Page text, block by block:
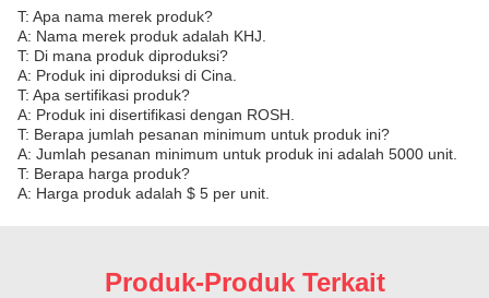
T: Apa nama merek produk?
A: Nama merek produk adalah KHJ.
T: Di mana produk diproduksi?
A: Produk ini diproduksi di Cina.
T: Apa sertifikasi produk?
A: Produk ini disertifikasi dengan ROSH.
T: Berapa jumlah pesanan minimum untuk produk ini?
A: Jumlah pesanan minimum untuk produk ini adalah 5000 unit.
T: Berapa harga produk?
A: Harga produk adalah $ 5 per unit.
Produk-Produk Terkait